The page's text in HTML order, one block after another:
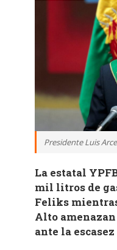
Presidente Luis
La estatal
mil litros de
Feliks
Alto
ante la